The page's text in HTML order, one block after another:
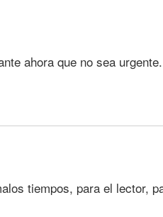
ahora que no sea
tiempos, para el lector,